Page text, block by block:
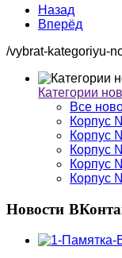
Назад
Вперёд
/vybrat-kategoriyu-
Категории
Все
Корпус
Корпус
Корпус
Корпус
Корпус
Новости